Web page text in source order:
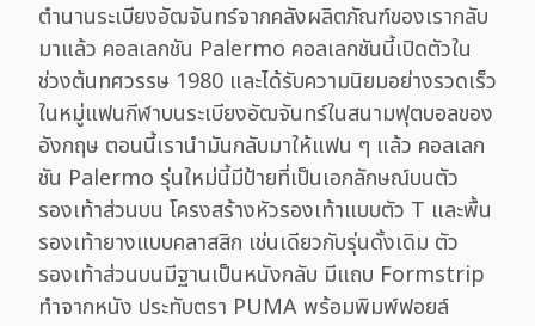
ตำนานระเบียงอัฒจันทร์จากคลังผลิตภัณฑ์ของเรากลับ
มาแล้ว คอลเลกชัน Palermo คอลเลกชันนี้เปิดตัวใน
ช่วงต้นทศวรรษ 1980 และได้รับความนิยมอย่างรวดเร็ว
ในหมู่แฟนกีฬาบนระเบียงอัฒจันทร์ในสนามฟุตบอลของ
อังกฤษ ตอนนี้เรานำมันกลับมาให้แฟน ๆ แล้ว คอลเลก
ชัน Palermo รุ่นใหม่นี้มีป้ายที่เป็นเอกลักษณ์บนตัว
รองเท้าส่วนบน โครงสร้างหัวรองเท้าแบบตัว T และพื้น
รองเท้ายางแบบคลาสสิก เช่นเดียวกับรุ่นดั้งเดิม ตัว
รองเท้าส่วนบนมีฐานเป็นหนังกลับ มีแถบ Formstrip
ทำจากหนัง ประทับตรา PUMA พร้อมพิมพ์ฟอยล์